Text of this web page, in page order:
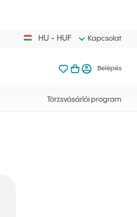
HU - HUF Kapcsolat
Kedvenceim
A kosarad még
KosaramBelépés
Törzsvásárlói program